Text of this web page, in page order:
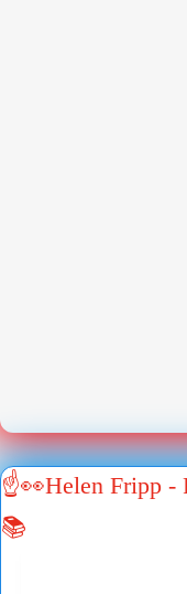
☝👀Helen Fripp -
📚